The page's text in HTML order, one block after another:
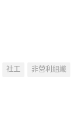
社工 非營利組織